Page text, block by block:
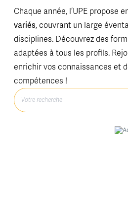
Chaque année, l’UPE propose
variés, couvrant un large
disciplines. Découvrez des
adaptées à tous les profils.
enrichir vos connaissances et
compétences !